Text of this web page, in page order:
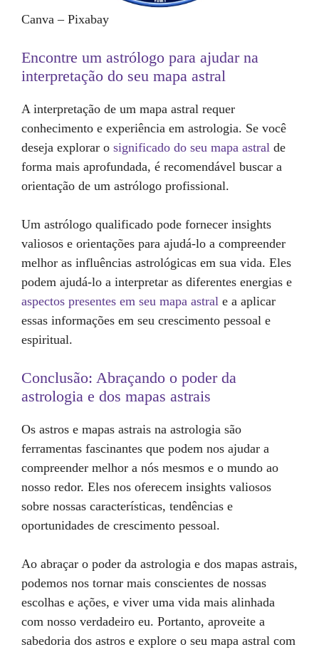
Canva – Pixabay
Encontre um astrólogo para ajudar na
interpretação do seu mapa astral
A interpretação de um mapa astral requer
conhecimento e experiência em astrologia. Se você
deseja explorar o significado do seu mapa astral de
forma mais aprofundada, é recomendável buscar a
orientação de um astrólogo profissional.
Um astrólogo qualificado pode fornecer insights
valiosos e orientações para ajudá-lo a compreender
melhor as influências astrológicas em sua vida. Eles
podem ajudá-lo a interpretar as diferentes energias e
aspectos presentes em seu mapa astral e a aplicar
essas informações em seu crescimento pessoal e
espiritual.
Conclusão: Abraçando o poder da
astrologia e dos mapas astrais
Os astros e mapas astrais na astrologia são
ferramentas fascinantes que podem nos ajudar a
compreender melhor a nós mesmos e o mundo ao
nosso redor. Eles nos oferecem insights valiosos
sobre nossas características, tendências e
oportunidades de crescimento pessoal.
Ao abraçar o poder da astrologia e dos mapas astrais,
podemos nos tornar mais conscientes de nossas
escolhas e ações, e viver uma vida mais alinhada
com nosso verdadeiro eu. Portanto, aproveite a
sabedoria dos astros e explore o seu mapa astral com